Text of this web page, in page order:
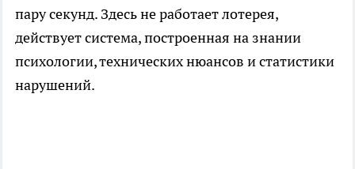
пару секунд. Здесь не работает лотерея,
действует система, построенная на знании
психологии, технических нюансов и статистики
нарушений.